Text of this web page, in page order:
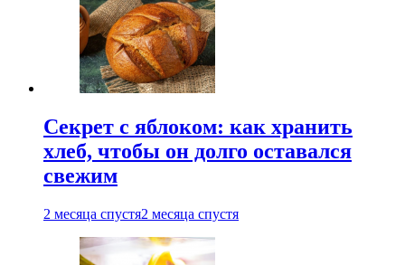
Секрет с яблоком: как хранить
хлеб, чтобы он долго оставался
свежим
2 месяца спустя2 месяца спустя